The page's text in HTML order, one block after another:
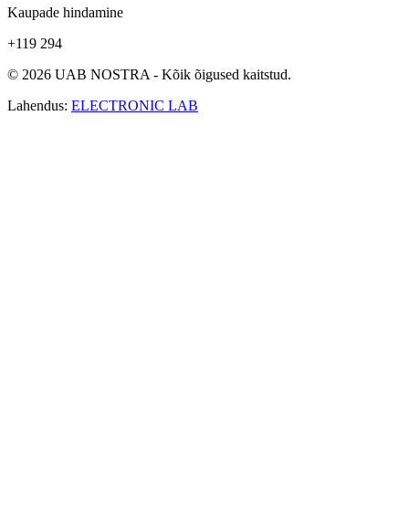
Kaupade hindamine
+119 294
© 2026 UAB NOSTRA - Kõik õigused kaitstud.
Lahendus: ELECTRONIC LAB